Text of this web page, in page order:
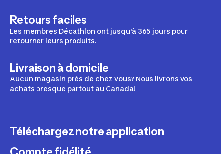
Retours faciles
Les membres Décathlon ont jusqu'à 365 jours pour
retourner leurs produits.
Livraison à domicile
Aucun magasin près de chez vous? Nous livrons vos
achats presque partout au Canada!
Téléchargez notre application